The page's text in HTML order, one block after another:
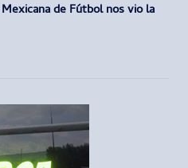
de Fútbol nos vio la